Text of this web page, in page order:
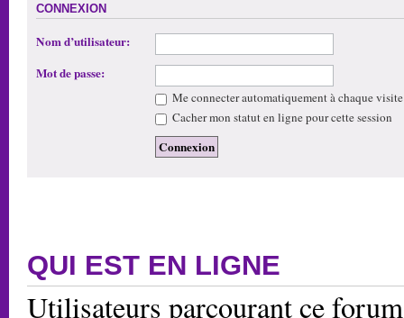
CONNEXION
Nom d’utilisateur:
Mot de passe:
Me connecter automatiquement à chaque visite
Cacher mon statut en ligne pour cette session
QUI EST EN LIGNE
Utilisateurs parcourant ce